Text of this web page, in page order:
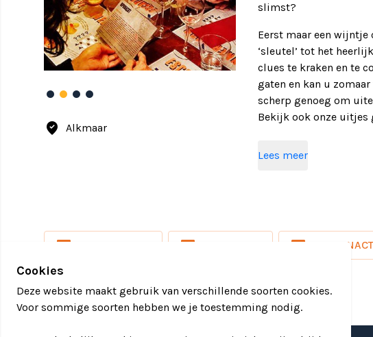
slimst?
Eerst maar een wijntje
‘sleutel’ tot het
clues te kraken en te
gaten en kan u
scherp genoeg om
Bekijk ook onze uitjes
Driegangendiner
€52,50 p.p. excl. btw
€49,50 p.p. excl. btw
Lees meer
where_to_vote Alkmaar
local_activity local_activity local_activity
Cookies
Deze website maakt gebruik van verschillende soorten cookies.
Voor sommige soorten hebben we je toestemming nodig.